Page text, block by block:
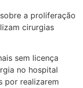
a proliferação
cirurgias
sem licença
no hospital
por realizarem